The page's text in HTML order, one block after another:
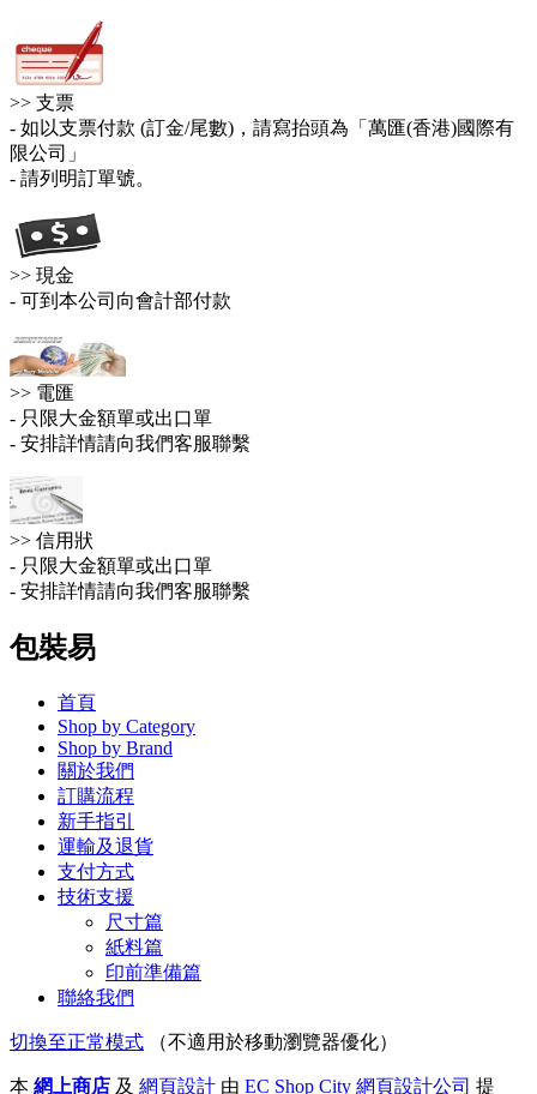
>> 支票
- 如以支票付款 (訂金/尾數)，請寫抬頭為「萬匯(香港)國際有
限公司」
- 請列明訂單號。
>> 現金
- 可到本公司向會計部付款
>> 電匯
- 只限大金額單或出口單
- 安排詳情請向我們客服聯繫
>> 信用狀
- 只限大金額單或出口單
- 安排詳情請向我們客服聯繫
包裝易
首頁
Shop by Category
Shop by Brand
關於我們
訂購流程
新手指引
運輸及退貨
支付方式
技術支援
尺寸篇
紙料篇
印前準備篇
聯絡我們
切換至正常模式 （不適用於移動瀏覽器優化）
本 網上商店 及 網頁設計 由 EC Shop City 網頁設計公司 提